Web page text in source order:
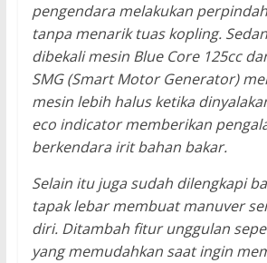
pengendara melakukan
tanpa menarik tuas kopling.
dibekali mesin Blue Core 125cc
SMG (Smart Motor Generator)
mesin lebih halus ketika
eco indicator memberikan
berkendara irit bahan bakar.
Selain itu juga sudah dilengkapi
tapak lebar membuat manuver
diri. Ditambah fitur unggulan
yang memudahkan saat ingin